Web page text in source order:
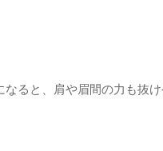
なると、肩や眉間の力も抜け